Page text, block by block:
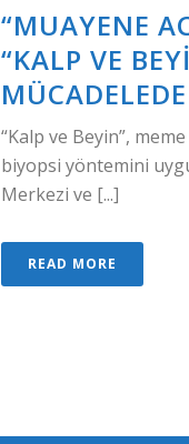
“MUAYENE
“KALP VE
“Kalp ve Beyin”,
biyopsi yöntemini
Merkezi ve [...]
READ MORE